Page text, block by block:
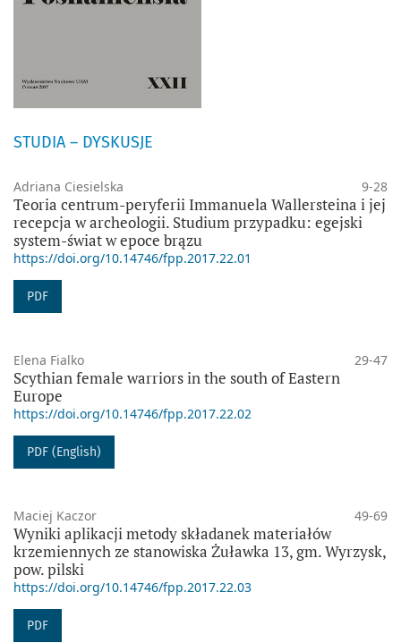
STUDIA – DYSKUSJE
Adriana Ciesielska 9-28
Teoria centrum-peryferii Immanuela Wallersteina i jej
recepcja w archeologii. Studium przypadku: egejski
system-świat w epoce brązu
https://doi.org/10.14746/fpp.2017.22.01
PDF
Elena Fialko 29-47
Scythian female warriors in the south of Eastern
Europe
https://doi.org/10.14746/fpp.2017.22.02
PDF (English)
Maciej Kaczor 49-69
Wyniki aplikacji metody składanek materiałów
krzemiennych ze stanowiska Żuławka 13, gm. Wyrzysk,
pow. pilski
https://doi.org/10.14746/fpp.2017.22.03
PDF